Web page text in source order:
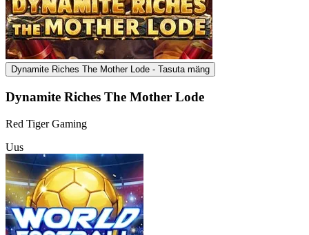
Dynamite Riches The Mother Lode - Tasuta mäng
Dynamite Riches The Mother Lode
Red Tiger Gaming
Uus